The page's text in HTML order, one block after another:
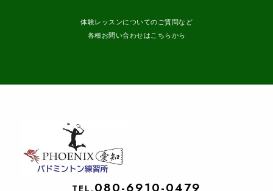
体験レッスンについてのご質問など
各種お問い合わせはこちらから
TEL. 080-6910-0479